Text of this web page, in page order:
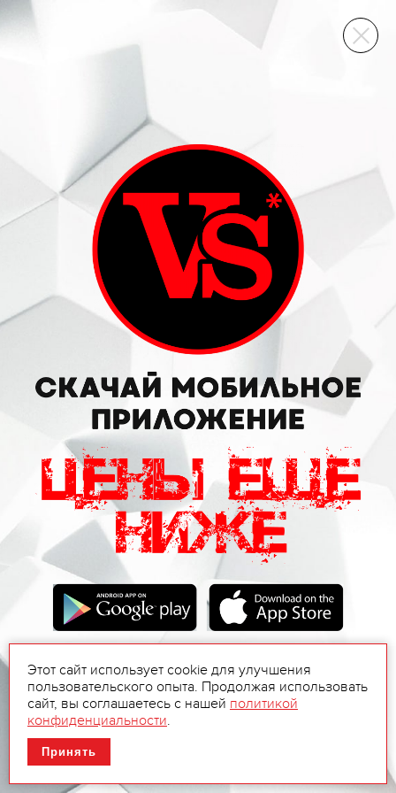
ВИННЫЙ СКЛАД
Этот сайт использует cookie для улучшения
пользовательского опыта. Продолжая использовать
сайт, вы соглашаетесь с нашей политикой
конфиденциальности.
Принять